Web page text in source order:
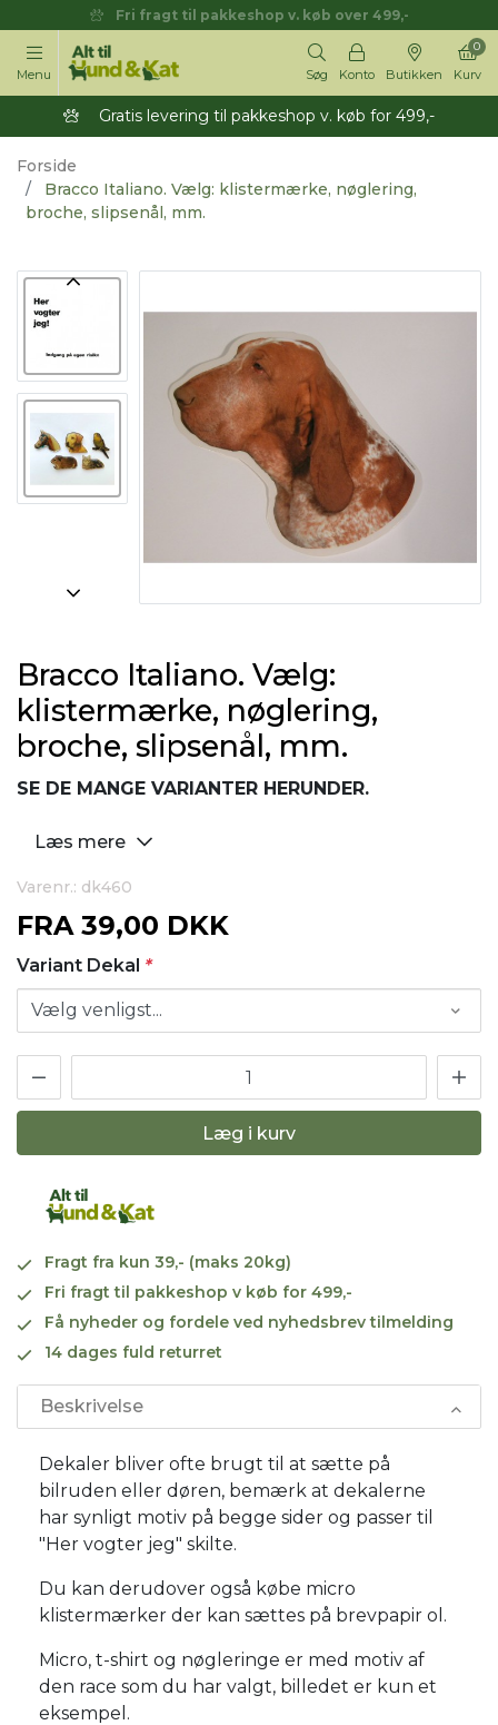
Fri fragt til pakkeshop v. køb over 499,-
Menu Søg Konto Butikken Kurv
0
Gratis levering til pakkeshop v. køb for 499,-
Forside
Bracco Italiano. Vælg: klistermærke, nøglering,
broche, slipsenål, mm.
Bracco Italiano. Vælg:
klistermærke, nøglering,
broche, slipsenål, mm.
SE DE MANGE VARIANTER HERUNDER.
Læs mere
Varenr.: dk460
FRA 39,00 DKK
Variant Dekal *
Læg i kurv
Fragt fra kun 39,- (maks 20kg)
Fri fragt til pakkeshop v køb for 499,-
Få nyheder og fordele ved nyhedsbrev tilmelding
14 dages fuld returret
Beskrivelse
Dekaler bliver ofte brugt til at sætte på
bilruden eller døren, bemærk at dekalerne
har synligt motiv på begge sider og passer til
"Her vogter jeg" skilte.
Du kan derudover også købe micro
klistermærker der kan sættes på brevpapir ol.
Micro, t-shirt og nøgleringe er med motiv af
den race som du har valgt, billedet er kun et
eksempel.